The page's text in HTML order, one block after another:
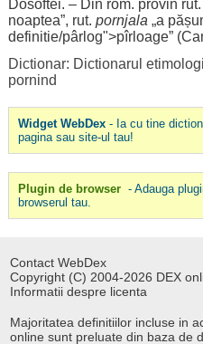
Dosoftei. – Din rom. provin rut.
noaptea”, rut. pornjala „a
definitie/pârlog">pîrloage” (
Dictionar: Dictionarul
pornind
Widget WebDex- Ia cu tine
pagina sau site-ul tau!
Plugin de browser - Adauga
browserul tau.
Contact WebDex
Copyright (C) 2004-2026 DEX
Informatii despre licenta
Majoritatea definitiilor incluse in
online sunt preluate din baza de